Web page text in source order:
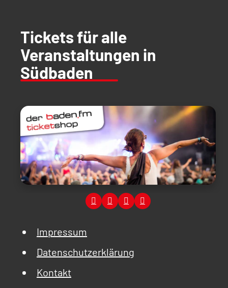
Tickets für alle
Veranstaltungen in
Südbaden
Impressum
Datenschutzerklärung
Kontakt